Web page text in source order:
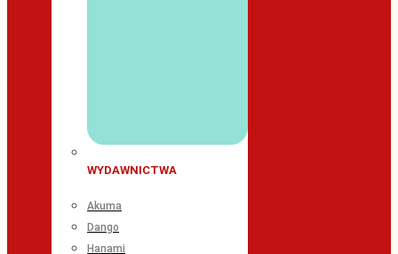
WYDAWNICTWA
Akuma
Dango
Hanami